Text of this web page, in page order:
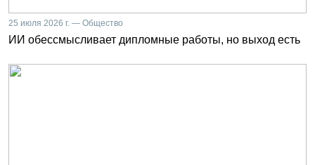
25 июля 2026 г. — Общество
ИИ обессмысливает дипломные работы, но выход есть